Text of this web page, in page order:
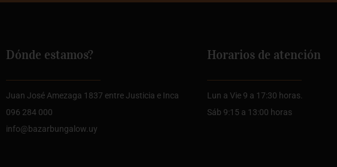
Dónde estamos?
Juan José Amezaga 1837 entre Justicia e Inca
096 284 000
info@bazarbungalow.uy
Horarios de atención
Lun a Vie 9 a 17:30 horas.
Sáb 9:15 a 13:00 horas